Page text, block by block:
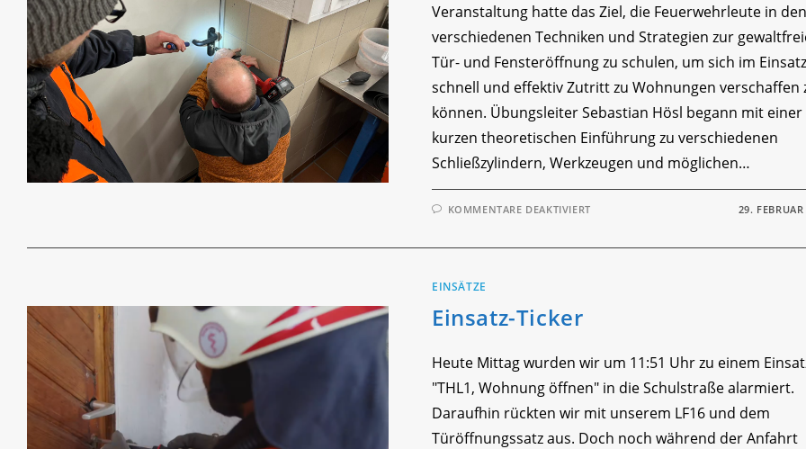
Veranstaltung hatte das Ziel, die Feuerwehrleute in den
verschiedenen Techniken und Strategien zur
Tür- und Fensteröffnung zu schulen, um sich im
schnell und effektiv Zutritt zu Wohnungen verschaffen
können. Übungsleiter Sebastian Hösl begann mit einer
kurzen theoretischen Einführung zu verschiedenen
Schließzylindern, Werkzeugen und möglichen…
KOMMENTARE DEAKTIVIERTFÜR 29.
EINSÄTZE
Einsatz-Ticker
Heute Mittag wurden wir um 11:51 Uhr zu einem
"THL1, Wohnung öffnen" in die Schulstraße alarmiert.
Daraufhin rückten wir mit unserem LF16 und dem
Türöffnungssatz aus. Doch noch während der Anfahrt